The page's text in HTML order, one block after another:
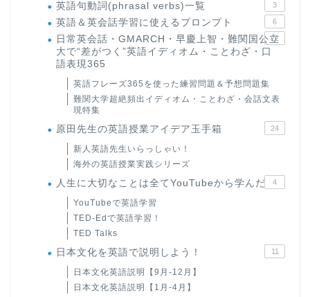
英語句動詞(phrasal verbs)一覧 3
英語＆英会話学習に使えるプロンプト 6
日常英会話・GMARCH・早慶上智・難関国公立
大で“差がつく”英語イディオム・ことわざ・口
語表現365
22
英語フレーズ365を使った練習問題＆予想問題集
難関大学超絶頻出イディオム・ことわざ・会話文表
現特集
原田先生の英語授業アイデア玉手箱 24
新人英語先生いらっしゃい！
海外の英語授業実践シリーズ
人生に大切なことは全てYouTubeから学んだ 4
YouTubeで英語学習
TED-Edで英語学習！
TED Talks
日本文化を英語で説明しよう！ 11
日本文化英語説明【9月-12月】
日本文化英語説明【1月-4月】